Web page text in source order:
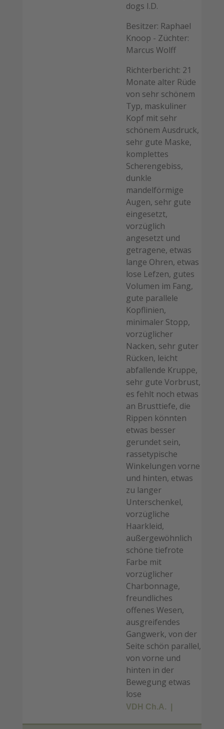
dogs I.D.
Besitzer: Raphael
Knoop - Züchter:
Marcus Wolff
Richterbericht: 21
Monate alter Rüde
von sehr schönem
Typ, maskuliner
Kopf mit sehr
schönem Ausdruck,
sehr gute Maske,
komplettes
Scherengebiss,
dunkle
mandelförmige
Augen, sehr gute
eingesetzt,
vorzüglich
angesetzt und
getragene, etwas
lange Ohren, etwas
lose Lefzen, gutes
Volumen im Fang,
gute parallele
Kopflinien,
minimaler Stopp,
vorzüglicher
Nacken, sehr guter
Rücken, leicht
abfallende Kruppe,
sehr gute Vorbrust,
es fehlt noch etwas
an Brusttiefe, die
Rippen könnten
etwas besser
gerundet sein,
rassetypische
Winkelungen vorne
und hinten, etwas
zu langer
Unterschenkel,
vorzügliche
Haarkleid,
außergewöhnlich
schöne tiefrote
Farbe mit
vorzüglicher
Charbonnage,
freundliches
offenes Wesen,
ausgreifendes
Gangwerk, von der
Seite schön parallel,
von vorne und
hinten in der
Bewegung etwas
lose
VDH Ch.A.